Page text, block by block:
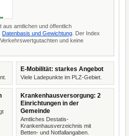
aus amtlichen und öffentlich
Datenbasis und Gewichtung . Der Index
und keine
E-Mobilität: starkes Angebot
Viele Ladepunkte im PLZ-Gebiet.
Krankenhausversorgung: 2
Einrichtungen in der
Gemeinde
Amtliches Destatis-
Krankenhausverzeichnis mit
Betten- und Notfallangaben.